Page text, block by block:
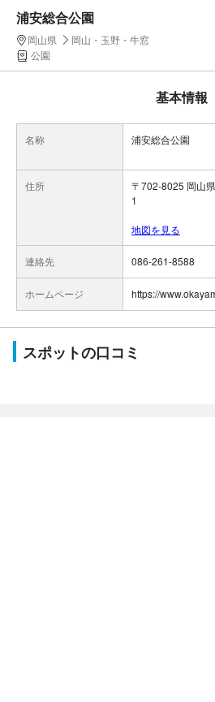
浦安総合公園
岡山県
岡山・玉野・牛窓
公園
基本情報
名称 浦安総合公園
住所
〒702-8025 岡山
1
地図を見る
連絡先 086-261-8588
ホームページ https://
スポットの口コミ